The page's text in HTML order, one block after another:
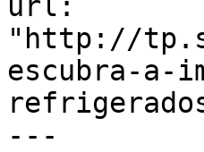
"http://
escubra-a-
---